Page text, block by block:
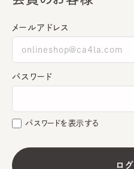
メールアドレス
パスワード
パスワードを表示する